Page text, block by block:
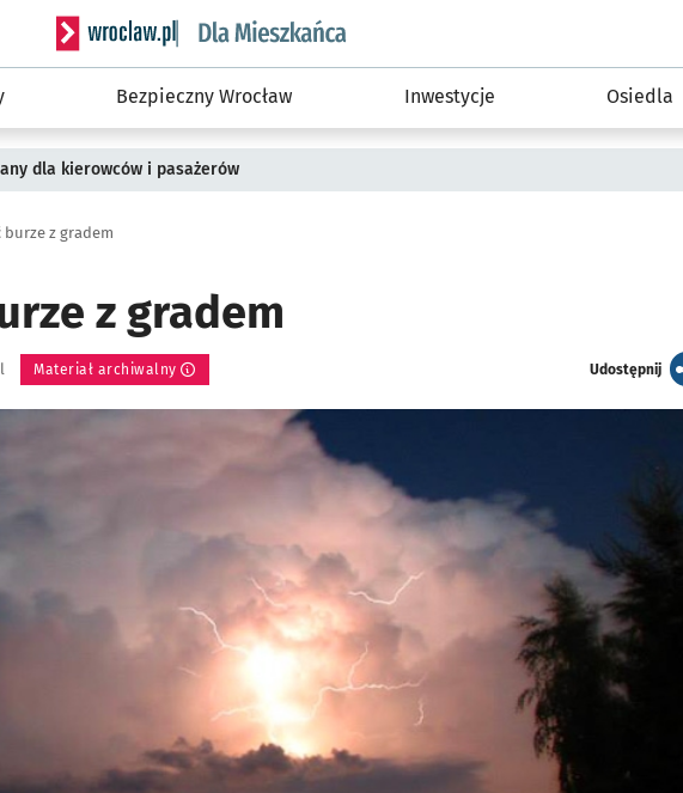
Serwis informacyjny wroclaw.pl podserwis: Dla mieszkańca
Bezpieczny Wrocław Inwestycje Osiedla
dla kierowców i pasażerów
burze z gradem
z gradem
Materiał archiwalny Udostępnij